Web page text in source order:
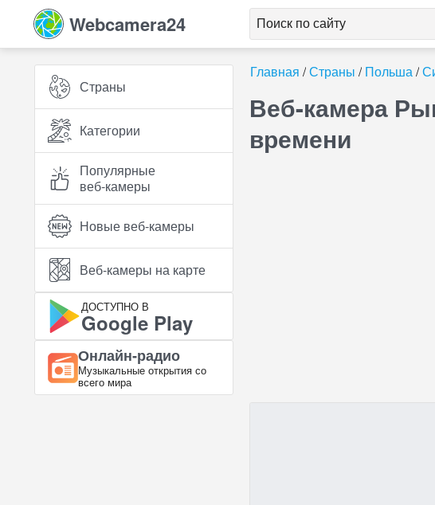
Webcamera24
Страны
Категории
Популярные
веб‑камеры
Новые веб‑камеры
Веб‑камеры на карте
ДОСТУПНО В
Google Play
Онлайн‑радио
Музыкальные открытия со
всего мира
Главная Страны Польша
Веб-камера
времени